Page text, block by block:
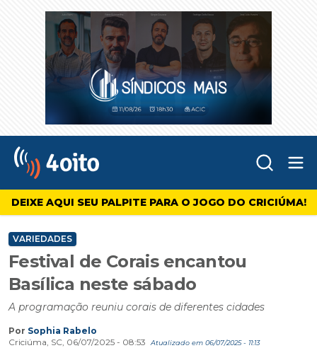
4oito
DEIXE AQUI SEU PALPITE PARA O JOGO DO CRICIÚMA!
VARIEDADES
Festival de Corais encantou
Basílica neste sábado
A programação reuniu corais de diferentes cidades
Por Sophia Rabelo
Criciúma, SC, 06/07/2025 - 08:53
Atualizado em 06/07/2025 - 11:13